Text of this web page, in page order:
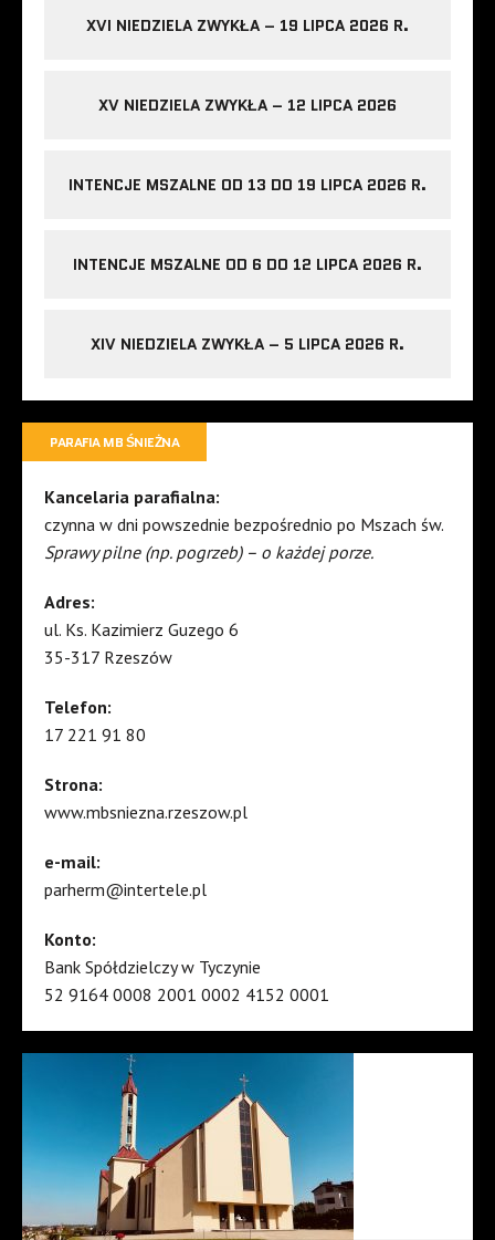
XVI NIEDZIELA ZWYKŁA – 19 LIPCA 2026 R.
XV NIEDZIELA ZWYKŁA – 12 LIPCA 2026
INTENCJE MSZALNE OD 13 DO 19 LIPCA 2026 R.
INTENCJE MSZALNE OD 6 DO 12 LIPCA 2026 R.
XIV NIEDZIELA ZWYKŁA – 5 LIPCA 2026 R.
PARAFIA MB ŚNIEŻNA
Kancelaria parafialna:
czynna w dni powszednie bezpośrednio po Mszach św.
Sprawy pilne (np. pogrzeb) – o każdej porze.
Adres:
ul. Ks. Kazimierz Guzego 6
35-317 Rzeszów
Telefon:
17 221 91 80
Strona:
www.mbsniezna.rzeszow.pl
e-mail:
parherm@intertele.pl
Konto:
Bank Spółdzielczy w Tyczynie
52 9164 0008 2001 0002 4152 0001